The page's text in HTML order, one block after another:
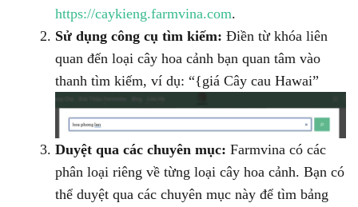
https://caykieng.farmvina.com.
Sử dụng công cụ tìm kiếm: Điền từ khóa liên
quan đến loại cây hoa cảnh bạn quan tâm vào
thanh tìm kiếm, ví dụ: “{giá Cây cau Hawai”
Duyệt qua các chuyên mục: Farmvina có các
phân loại riêng về từng loại cây hoa cảnh. Bạn có
thể duyệt qua các chuyên mục này để tìm bảng